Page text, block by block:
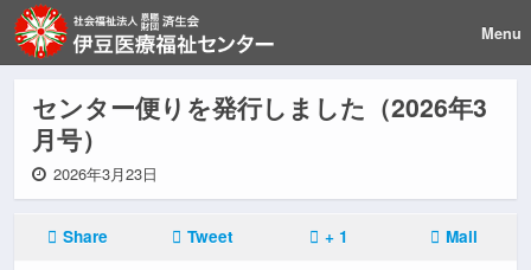
Menu
センター便りを発行しました（2026年3
月号）
2026年3月23日
Share Tweet + 1 Mail